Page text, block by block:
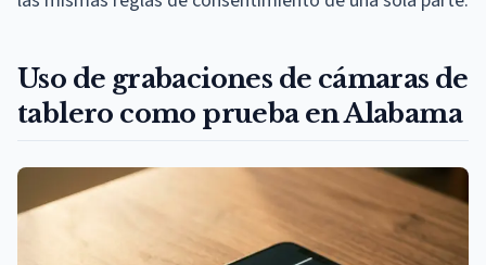
Uso de grabaciones de cámaras de
tablero como prueba en Alabama